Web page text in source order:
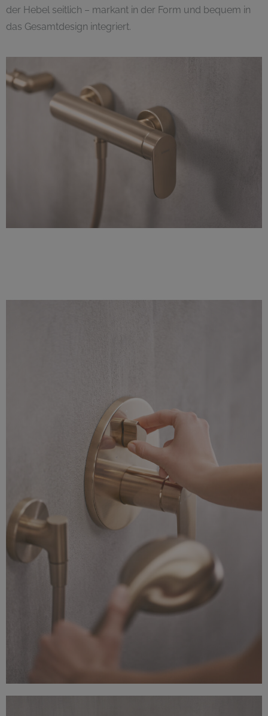
der Hebel seitlich – markant in der Form und bequem in
das Gesamtdesign integriert.